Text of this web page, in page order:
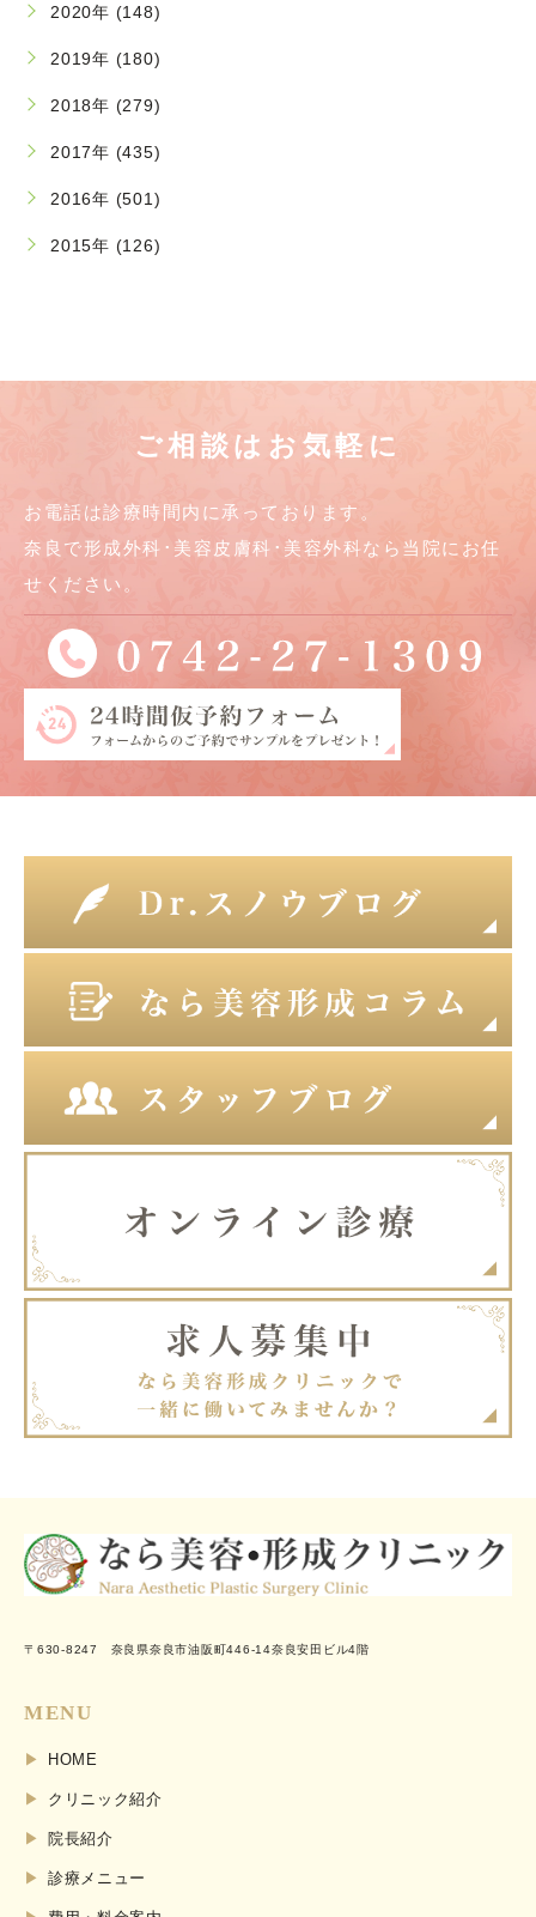
2020年 (148)
2019年 (180)
2018年 (279)
2017年 (435)
2016年 (501)
2015年 (126)
ご相談はお気軽に
お電話は診療時間内に承っております。
奈良で形成外科･美容皮膚科･美容外科なら当院にお任
せください。
〒630-8247 奈良県奈良市油阪町446-14奈良安田ビル4階
MENU
HOME
クリニック紹介
院長紹介
診療メニュー